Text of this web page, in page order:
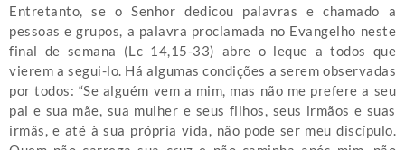
Entretanto, se o Senhor dedicou palavras e chamado a
pessoas e grupos, a palavra proclamada no Evangelho neste
final de semana (Lc 14,15-33) abre o leque a todos que
vierem a segui-lo. Há algumas condições a serem observadas
por todos: “Se alguém vem a mim, mas não me prefere a seu
pai e sua mãe, sua mulher e seus filhos, seus irmãos e suas
irmãs, e até à sua própria vida, não pode ser meu discípulo.